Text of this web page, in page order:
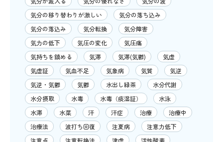
気分の移り替わりが激しい
気分の落ち込み
気分の落込み
気分転換
気分障害
気力の低下
気圧の変化
気圧痛
気持ちを鎮める
気滞 気滞(気鬱)
気虚
気虚証
気血不足 気象病 気質
気逆
気逆・気鬱
気鬱 水出し緑茶
水分代謝
水分摂取
水毒 水毒（痰湿証）
水泳
水滞
水菜 汗 汗症 治療
治療中
治療法
波打ち回復 注夏病
注意力低下
注意点
注意転換法 津虚 活性酸素